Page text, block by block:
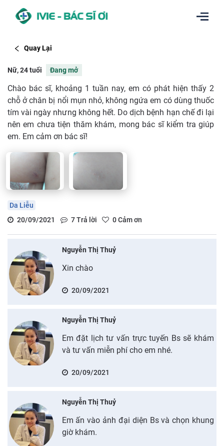
Quay Lại
Nữ, 24 tuổi Đang mở
Chào bác sĩ, khoảng 1 tuần nay, em có phát hiện thấy 2
chỗ ở chân bị nổi mụn nhỏ, không ngứa em có dùng thuốc
tím vài ngày nhưng không hết. Do dịch bệnh hạn chế đi lại
nên em chưa tiện thăm khám, mong bác sĩ kiểm tra giúp
em. Em cảm ơn bác sĩ!
Da Liễu
20/09/2021
7Trả lời 0Cảm ơn
Nguyễn Thị Thuỷ
Xin chào
20/09/2021
Nguyễn Thị Thuỷ
Em đặt lịch tư vấn trực tuyến Bs sẽ khám
và tư vấn miễn phí cho em nhé.
20/09/2021
Nguyễn Thị Thuỷ
Em ấn vào ảnh đại diện Bs và chọn khung
giờ khám.